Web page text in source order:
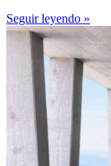
Seguir leyendo »